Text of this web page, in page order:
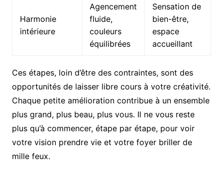
Harmonie
intérieure
Agencement
fluide,
couleurs
équilibrées
Sensation de
bien-être,
espace
accueillant
Ces étapes, loin d’être des contraintes, sont des
opportunités de laisser libre cours à votre créativité.
Chaque petite amélioration contribue à un ensemble
plus grand, plus beau, plus vous. Il ne vous reste
plus qu’à commencer, étape par étape, pour voir
votre vision prendre vie et votre foyer briller de
mille feux.